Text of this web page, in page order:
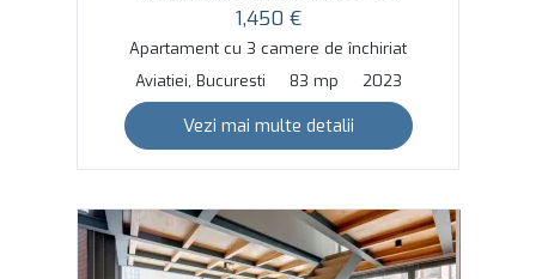
1,450 €
Apartament cu 3 camere de închiriat
Aviatiei, Bucuresti
83 mp 2023
Vezi mai multe detalii